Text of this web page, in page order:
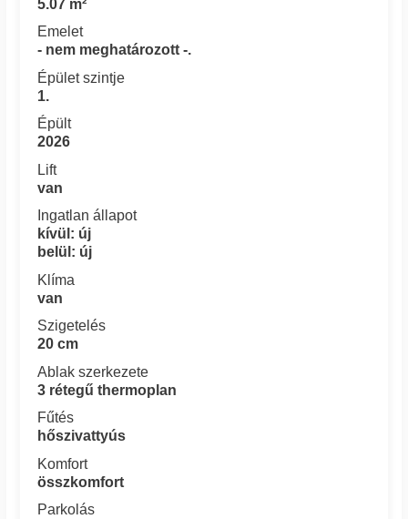
5.07 m²
Emelet
- nem meghatározott -.
Épület szintje
1.
Épült
2026
Lift
van
Ingatlan állapot
kívül: új
belül: új
Klíma
van
Szigetelés
20 cm
Ablak szerkezete
3 rétegű thermoplan
Fűtés
hőszivattyús
Komfort
összkomfort
Parkolás